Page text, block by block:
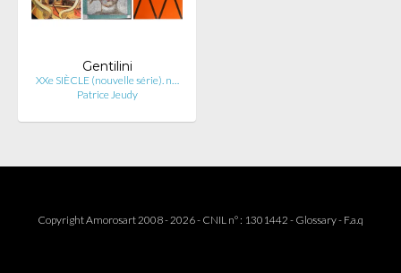
Gentilini
XXe SIÈCLE (nouvelle série). n…
Patrice Jeudy
Copyright Amorosart 2008 - 2026 - CNIL n° : 1301442 - Glossary- F.a.q